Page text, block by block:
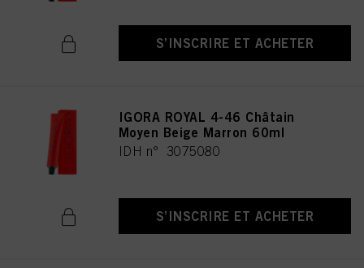
S’INSCRIRE ET ACHETER
IGORA ROYAL 4-46 Châtain
Moyen Beige Marron 60ml
IDH n° 3075080
S’INSCRIRE ET ACHETER